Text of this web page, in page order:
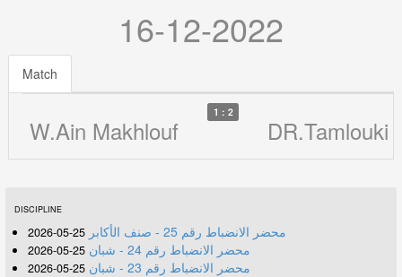
16-12-2022
Match
W.Ain Makhlouf
1 : 2
DR.Tamlouki
DISCIPLINE
محضر الانضباط رقم 25 - صنف الأكابر 25-05-2026
محضر الانضباط رقم 24 - شبان 25-05-2026
محضر الانضباط رقم 23 - شبان 25-05-2026